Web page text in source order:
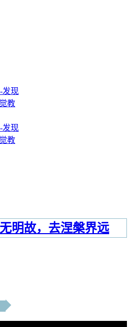
发现
教
发现
教
明故，去涅槃界远